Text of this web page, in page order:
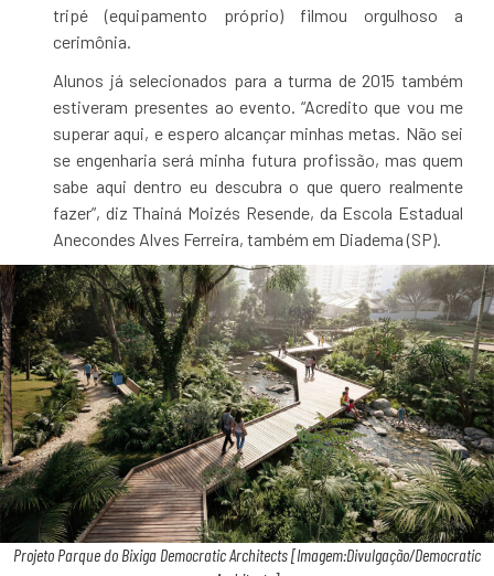
tripé (equipamento próprio) filmou orgulhoso a
cerimônia.
Alunos já selecionados para a turma de 2015 também
estiveram presentes ao evento. “Acredito que vou me
superar aqui, e espero alcançar minhas metas. Não sei
se engenharia será minha futura profissão, mas quem
sabe aqui dentro eu descubra o que quero realmente
fazer”, diz Thainá Moizés Resende, da Escola Estadual
Anecondes Alves Ferreira, também em Diadema (SP).
Projeto Parque do Bixiga Democratic Architects [Imagem:Divulgação/Democratic